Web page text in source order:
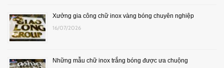
Xưởng gia công chữ inox vàng bóng chuyên nghiệp
16/07/2026
Những mẫu chữ inox trắng bóng được ưa chuộng